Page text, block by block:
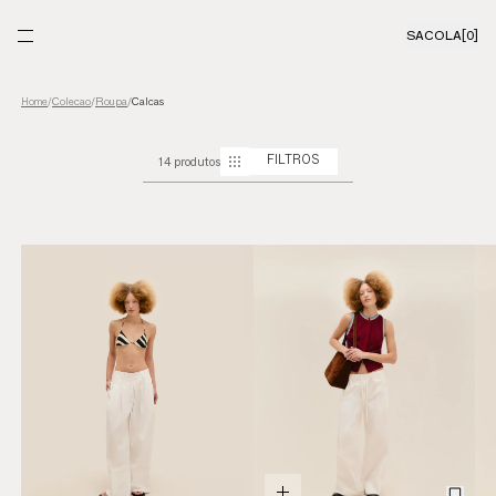
SACOLA[0]
Home/Colecao/ Roupa/Calcas
14 produtos FILTROS